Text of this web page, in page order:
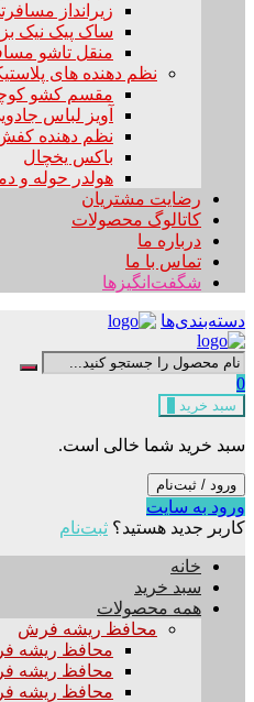
زیرانداز
ساک پیک نیک
منقل تاشو
نظم دهنده های
مقسم کشو
آویز لباس جادویی
نظم دهنده کفش
باکس یخچال
هولدر حوله و
رضایت مشتریان
کاتالوگ محصولات
درباره ما
تماس با ما
شگفت‌انگیزها
دسته‌بندی‌ها
0
سبد خرید
سبد خرید شما خالی است.
ورود / ثبت‌نام
ورود به سایت
کاربر جدید هستید؟ ثبت‌نام
خانه
سبد خرید
همه محصولات
محافظ ریشه فرش
محافظ ریشه فرش 6 متری
محافظ ریشه فرش 9
محافظ ریشه فرش 12 متری